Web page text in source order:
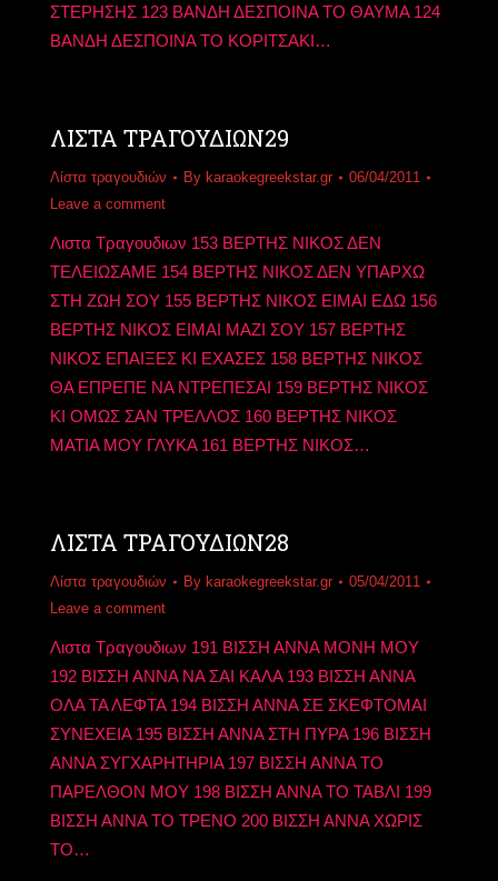
ΣΤΕΡΗΣΗΣ 123 ΒΑΝΔΗ ΔΕΣΠΟΙΝΑ ΤΟ ΘΑΥΜΑ 124
ΒΑΝΔΗ ΔΕΣΠΟΙΝΑ ΤΟ ΚΟΡΙΤΣΑΚΙ…
ΛΙΣΤΑ ΤΡΑΓΟΥΔΙΩΝ29
Λίστα τραγουδιών By karaokegreekstar.gr
06/04/2011
Leave a comment
Λιστα Τραγουδιων 153 ΒΕΡΤΗΣ ΝΙΚΟΣ ΔΕΝ
ΤΕΛΕΙΩΣΑΜΕ 154 ΒΕΡΤΗΣ ΝΙΚΟΣ ΔΕΝ ΥΠΑΡΧΩ
ΣΤΗ ΖΩΗ ΣΟΥ 155 ΒΕΡΤΗΣ ΝΙΚΟΣ ΕΙΜΑΙ ΕΔΩ 156
ΒΕΡΤΗΣ ΝΙΚΟΣ ΕΙΜΑΙ ΜΑΖΙ ΣΟΥ 157 ΒΕΡΤΗΣ
ΝΙΚΟΣ ΕΠΑΙΞΕΣ ΚΙ ΕΧΑΣΕΣ 158 ΒΕΡΤΗΣ ΝΙΚΟΣ
ΘΑ ΕΠΡΕΠΕ ΝΑ ΝΤΡΕΠΕΣΑΙ 159 ΒΕΡΤΗΣ ΝΙΚΟΣ
ΚΙ ΟΜΩΣ ΣΑΝ ΤΡΕΛΛΟΣ 160 ΒΕΡΤΗΣ ΝΙΚΟΣ
ΜΑΤΙΑ ΜΟΥ ΓΛΥΚΑ 161 ΒΕΡΤΗΣ ΝΙΚΟΣ…
ΛΙΣΤΑ ΤΡΑΓΟΥΔΙΩΝ28
Λίστα τραγουδιών By karaokegreekstar.gr
05/04/2011
Leave a comment
Λιστα Τραγουδιων 191 ΒΙΣΣΗ ΑΝΝΑ ΜΟΝΗ ΜΟΥ
192 ΒΙΣΣΗ ΑΝΝΑ ΝΑ ΣΑΙ ΚΑΛΑ 193 ΒΙΣΣΗ ΑΝΝΑ
ΟΛΑ ΤΑ ΛΕΦΤΑ 194 ΒΙΣΣΗ ΑΝΝΑ ΣΕ ΣΚΕΦΤΟΜΑΙ
ΣΥΝΕΧΕΙΑ 195 ΒΙΣΣΗ ΑΝΝΑ ΣΤΗ ΠΥΡΑ 196 ΒΙΣΣΗ
ΑΝΝΑ ΣΥΓΧΑΡΗΤΗΡΙΑ 197 ΒΙΣΣΗ ΑΝΝΑ ΤΟ
ΠΑΡΕΛΘΟΝ ΜΟΥ 198 ΒΙΣΣΗ ΑΝΝΑ ΤΟ ΤΑΒΛΙ 199
ΒΙΣΣΗ ΑΝΝΑ ΤΟ ΤΡΕΝΟ 200 ΒΙΣΣΗ ΑΝΝΑ ΧΩΡΙΣ
ΤΟ…